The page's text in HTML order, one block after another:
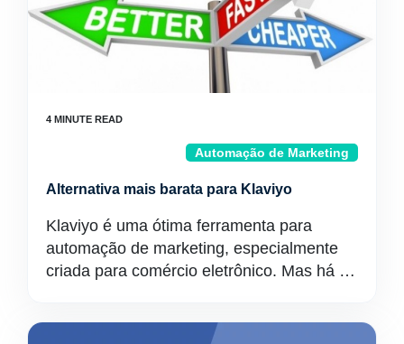
Automação de Marketing
Alternativa mais barata para Klaviyo
Klaviyo é uma ótima ferramenta para
automação de marketing, especialmente
criada para comércio eletrônico. Mas há …